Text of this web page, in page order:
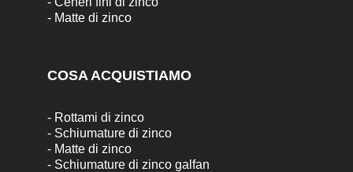
- Matte di zinco
COSA ACQUISTIAMO
- Rottami di zinco
- Schiumature di zinco
- Matte di zinco
- Schiumature di zinco galfan